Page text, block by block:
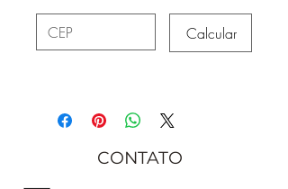
Calcular
CONTATO